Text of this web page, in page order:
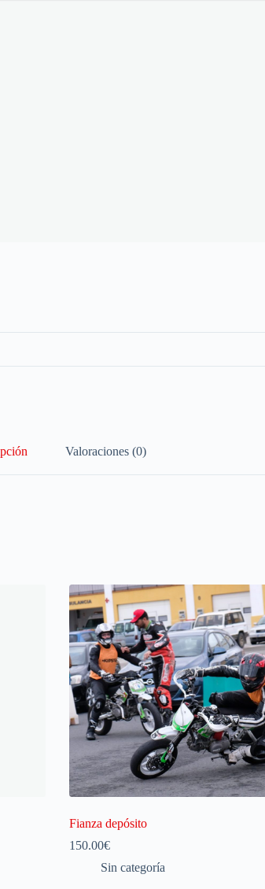
Valoraciones (0)
Fianza depósito
150.00€
Sin categoría